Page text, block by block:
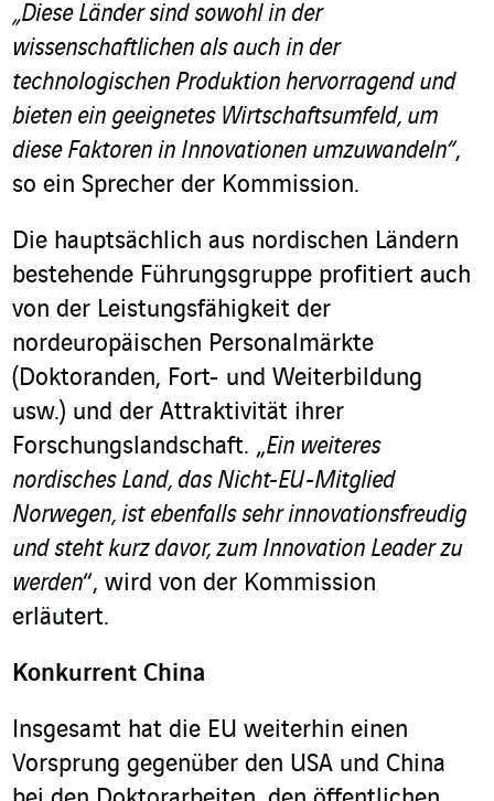
„Diese Länder sind sowohl in der
wissenschaftlichen als auch in der
technologischen Produktion hervorragend und
bieten ein geeignetes Wirtschaftsumfeld, um
diese Faktoren in Innovationen umzuwandeln“,
so ein Sprecher der Kommission.
Die hauptsächlich aus nordischen Ländern
bestehende Führungsgruppe profitiert auch
von der Leistungsfähigkeit der
nordeuropäischen Personalmärkte
(Doktoranden, Fort- und Weiterbildung
usw.) und der Attraktivität ihrer
Forschungslandschaft. „Ein weiteres
nordisches Land, das Nicht-EU-Mitglied
Norwegen, ist ebenfalls sehr innovationsfreudig
und steht kurz davor, zum Innovation Leader zu
werden“, wird von der Kommission
erläutert.
Konkurrent China
Insgesamt hat die EU weiterhin einen
Vorsprung gegenüber den USA und China